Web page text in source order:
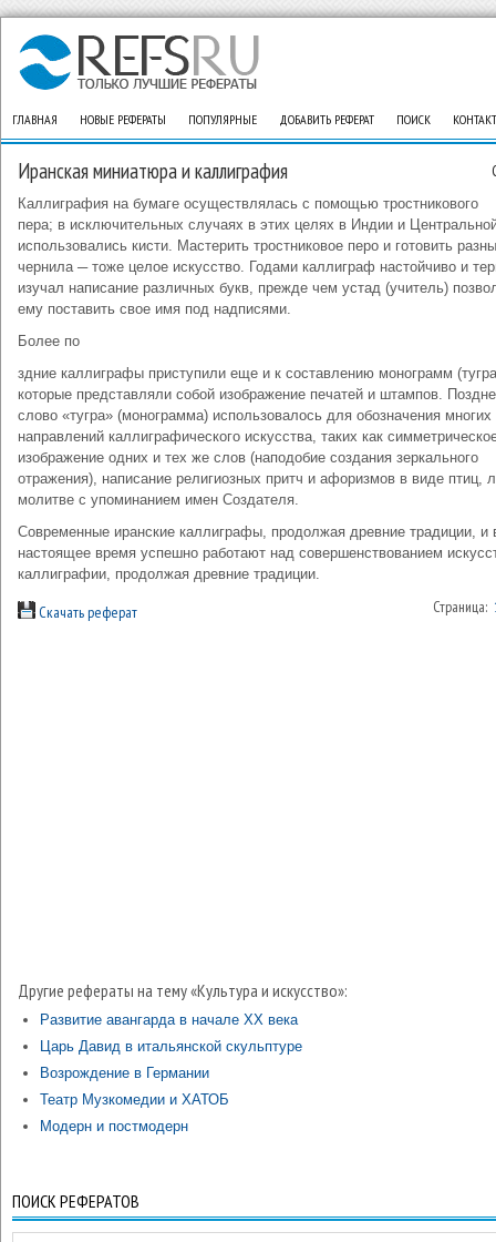
ГЛАВНАЯ НОВЫЕ РЕФЕРАТЫ ПОПУЛЯРНЫЕ ДОБАВИТЬ РЕФЕРАТ ПОИСК
Иранская миниатюра и каллиграфия
Каллиграфия на бумаге осуществлялась с помощью тростникового
пера; в исключительных случаях в этих целях в Индии и
использовались кисти. Мастерить тростниковое перо и готовить
чернила ─ тоже целое искусство. Годами каллиграф настойчиво и
изучал написание различных букв, прежде чем устад (учитель)
ему поставить свое имя под надписями.
Более по
здние каллиграфы приступили еще и к составлению монограмм
которые представляли собой изображение печатей и штампов.
слово «тугра» (монограмма) использовалось для обозначения многих
направлений каллиграфического искусства, таких как
изображение одних и тех же слов (наподобие создания зеркального
отражения), написание религиозных притч и афоризмов в виде птиц,
молитве с упоминанием имен Создателя.
Современные иранские каллиграфы, продолжая древние традиции, и
настоящее время успешно работают над совершенствованием
каллиграфии, продолжая древние традиции.
Скачать реферат Страница:
Другие рефераты на тему «Культура и искусство»:
Развитие авангарда в начале ХХ века
Царь Давид в итальянской скульптуре
Возрождение в Германии
Театр Музкомедии и ХАТОБ
Модерн и постмодерн
ПОИСК РЕФЕРАТОВ